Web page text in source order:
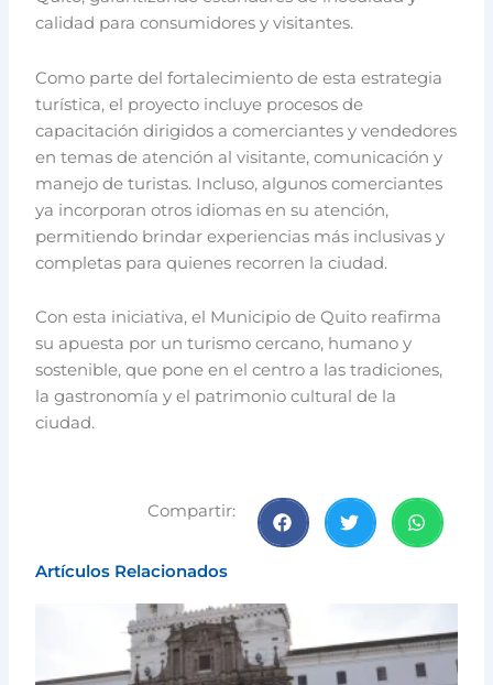
calidad para consumidores y visitantes.
Como parte del fortalecimiento de esta estrategia
turística, el proyecto incluye procesos de
capacitación dirigidos a comerciantes y vendedores
en temas de atención al visitante, comunicación y
manejo de turistas. Incluso, algunos comerciantes
ya incorporan otros idiomas en su atención,
permitiendo brindar experiencias más inclusivas y
completas para quienes recorren la ciudad.
Con esta iniciativa, el Municipio de Quito reafirma
su apuesta por un turismo cercano, humano y
sostenible, que pone en el centro a las tradiciones,
la gastronomía y el patrimonio cultural de la
ciudad.
Compartir:
Artículos Relacionados